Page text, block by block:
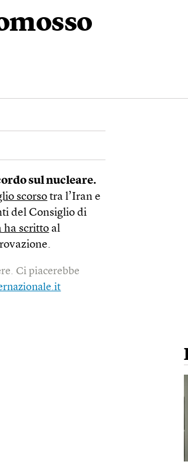
sul nucleare.
scorso tra l’Iran e
del Consiglio di
ha scritto al
Ci piacerebbe